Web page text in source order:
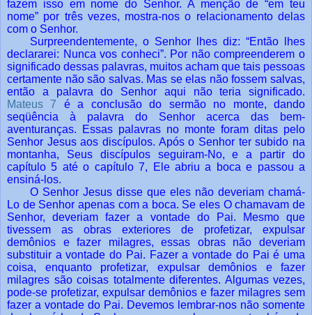
fazem isso em nome do Senhor. A menção de “em teu
nome” por três vezes, mostra-nos o relacionamento delas
com o Senhor.
Surpreendentemente, o Senhor lhes diz: “Então lhes
declararei: Nunca vos conheci”. Por não compreenderem o
significado dessas palavras, muitos acham que tais pessoas
certamente não são salvas. Mas se elas não fossem salvas,
então a palavra do Senhor aqui não teria significado.
Mateus 7 é a conclusão do sermão no monte, dando
seqüência à palavra do Senhor acerca das bem-
aventuranças. Essas palavras no monte foram ditas pelo
Senhor Jesus aos discípulos. Após o Senhor ter subido na
montanha, Seus discípulos seguiram-No, e a partir do
capítulo 5 até o capítulo 7, Ele abriu a boca e passou a
ensiná-los.
O Senhor Jesus disse que eles não deveriam chamá-
Lo de Senhor apenas com a boca. Se eles O chamavam de
Senhor, deveriam fazer a vontade do Pai. Mesmo que
tivessem as obras exteriores de profetizar, expulsar
demônios e fazer milagres, essas obras não deveriam
substituir a vontade do Pai. Fazer a vontade do Pai é uma
coisa, enquanto profetizar, expulsar demônios e fazer
milagres são coisas totalmente diferentes. Algumas vezes,
pode-se profetizar, expulsar demônios e fazer milagres sem
fazer a vontade do Pai. Devemos lembrar-nos não somente